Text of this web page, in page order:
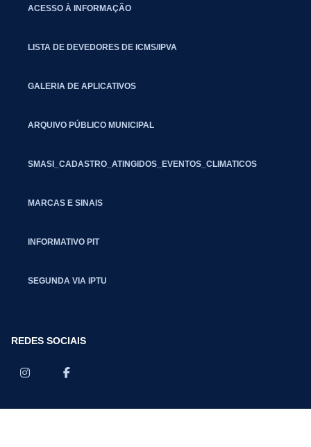
ACESSO À INFORMAÇÃO
LISTA DE DEVEDORES DE ICMS/IPVA
GALERIA DE APLICATIVOS
ARQUIVO PÚBLICO MUNICIPAL
SMASI_CADASTRO_ATINGIDOS_EVENTOS_CLIMATICOS
MARCAS E SINAIS
INFORMATIVO PIT
SEGUNDA VIA IPTU
REDES SOCIAIS